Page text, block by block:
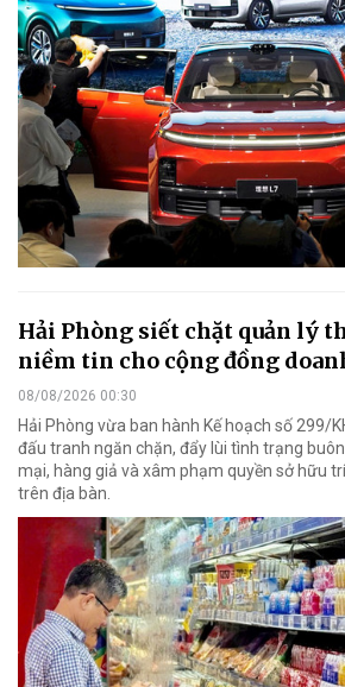
Hải Phòng siết chặt quản lý
niềm tin cho cộng đồng
08/08/2026 00:30
Hải Phòng vừa ban hành Kế hoạch số 299/
đấu tranh ngăn chặn, đẩy lùi tình trạng
mại, hàng giả và xâm phạm quyền sở hữu
trên địa bàn.